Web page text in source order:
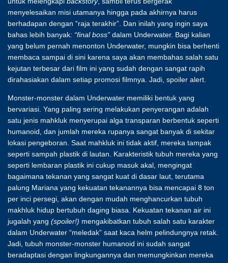
menyelesaikan misi utamanya hingga pada akhirnya harus
berhadapan dengan “raja terakhir”. Dan inilah yang ingin saya
bahas lebih banyak: “final boss” dalam Underwater. Bagi kalian
yang belum pernah menonton Underwater, mungkin bisa berhenti
membaca sampai di sini karena saya akan membahas salah satu
kejutan terbesar dari film ini yang sudah dengan sangat rapih
dirahasiakan dalam setiap promosi filmnya. Jadi, spoiler alert.
Monster-monster dalam Underwater memiliki bentuk yang
bervariasi. Yang paling sering melakukan penyerangan adalah
satu jenis mahkluk menyerupai alga transparan berbentuk seperti
humanoid, dan jumlah mereka rupanya sangat banyak di sekitar
lokasi pengeboran. Saat mahkluk ini tidak aktif, mereka tampak
seperti sampah plastik di lautan. Karakteristik tubuh mereka yang
seperti lembaran plastik ini cukup masuk akal, mengingat
bagaimana tekanan yang sangat kuat di dasar laut, terutama
palung Mariana yang kekuatan tekanannya bisa mencapai 8 ton
per inci persegi, akan dengan mudah menghancurkan tubuh
makhluk hidup bertubuh daging biasa. Kekuatan tekanan air ini
jugalah yang (spoiler!) mengakibatkan tubuh salah satu karakter
dalam Underwater “meledak” saat kaca helm pelindungnya retak.
Jadi, tubuh monster-monster humanoid ini sudah sangat
beradaptasi dengan lingkungannya dan memungkinkan mereka